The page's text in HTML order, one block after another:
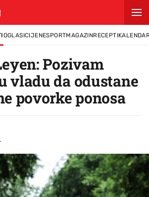
OGLASICIJENESPORTMAGAZINRECEPTI
Pozivam
vladu da odustane
povorke ponosa